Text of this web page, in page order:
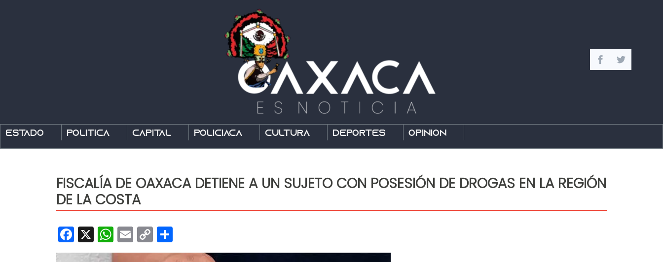
Estado Política Capital Policíaca Cultura Deportes Opinión
FISCALÍA DE OAXACA DETIENE A UN SUJETO CON POSESIÓN DE DROGAS EN LA REGIÓN
DE LA COSTA
Facebook
X WhatsApp
Email
Copy
Link